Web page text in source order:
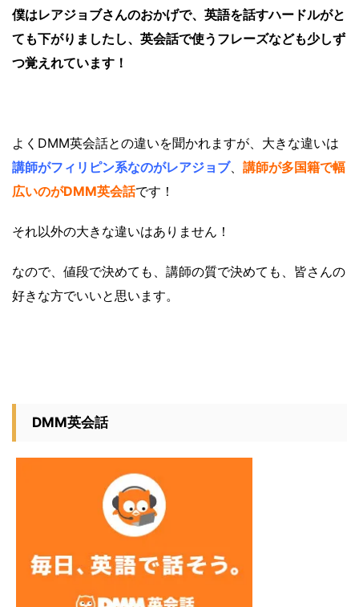
僕はレアジョブさんのおかげで、英語を話すハードルがと
ても下がりましたし、英会話で使うフレーズなども少しず
つ覚えれています！
よくDMM英会話との違いを聞かれますが、大きな違いは
講師がフィリピン系なのがレアジョブ、 講師が多国籍で幅
広いのがDMM英会話です！
それ以外の大きな違いはありません！
なので、値段で決めても、講師の質で決めても、皆さんの
好きな方でいいと思います。
DMM英会話